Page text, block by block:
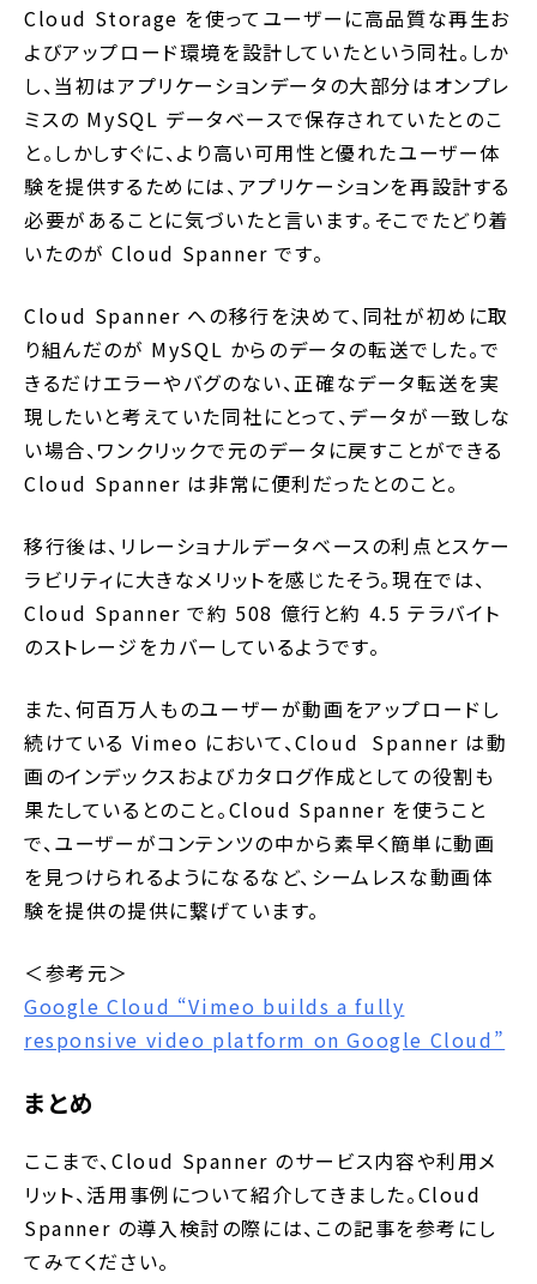
Cloud Storage を使ってユーザーに高品質な再生お
よびアップロード環境を設計していたという同社。しか
し、当初はアプリケーションデータの大部分はオンプレ
ミスの MySQL データベースで保存されていたとのこ
と。しかしすぐに、より高い可用性と優れたユーザー体
験を提供するためには、アプリケーションを再設計する
必要があることに気づいたと言います。そこでたどり着
いたのが Cloud Spanner です。
Cloud Spanner への移行を決めて、同社が初めに取
り組んだのが MySQL からのデータの転送でした。で
きるだけエラーやバグのない、正確なデータ転送を実
現したいと考えていた同社にとって、データが一致しな
い場合、ワンクリックで元のデータに戻すことができる
Cloud Spanner は非常に便利だったとのこと。
移行後は、リレーショナルデータベースの利点とスケー
ラビリティに大きなメリットを感じたそう。現在では、
Cloud Spanner で約 508 億行と約 4.5 テラバイト
のストレージをカバーしているようです。
また、何百万人ものユーザーが動画をアップロードし
続けている Vimeo において、Cloud Spanner は動
画のインデックスおよびカタログ作成としての役割も
果たしているとのこと。Cloud Spanner を使うこと
で、ユーザーがコンテンツの中から素早く簡単に動画
を見つけられるようになるなど、シームレスな動画体
験を提供の提供に繋げています。
＜参考元＞
Google Cloud “Vimeo builds a fully
responsive video platform on Google Cloud”
まとめ
ここまで、Cloud Spanner のサービス内容や利用メ
リット、活用事例について紹介してきました。Cloud
Spanner の導入検討の際には、この記事を参考にし
てみてください。